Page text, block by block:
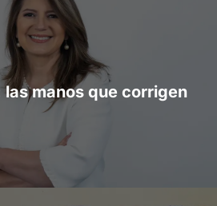
manos que corrigen